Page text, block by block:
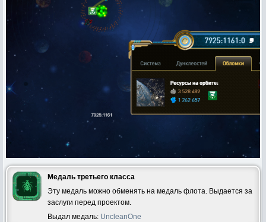
Медаль третьего класса
Эту медаль можно обменять на медаль флота. Выдается за
заслуги перед проектом.
Выдал медаль: UncleanOne